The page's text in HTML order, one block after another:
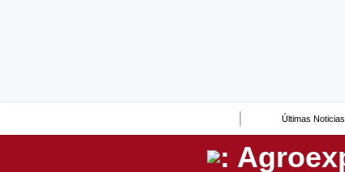
Últimas Noticias